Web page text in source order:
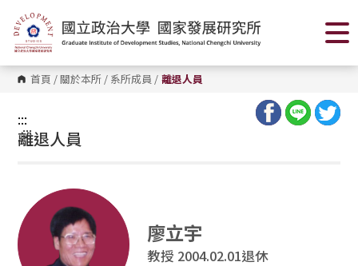
到
主
要
內
容
區 首頁 /關於本所 / 系所成員 / 離退人員
:::
:::
離退人員
廖立宇
教授 2004.02.01退休